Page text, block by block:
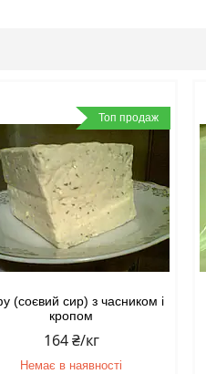
Топ продаж
(соєвий сир) з часником і
кропом
164 ₴/кг
Немає в наявності